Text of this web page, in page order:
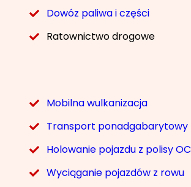
Dowóz paliwa i części
Ratownictwo drogowe
Mobilna wulkanizacja
Transport ponadgabarytowy
Holowanie pojazdu z polisy OC
Wyciąganie pojazdów z rowu